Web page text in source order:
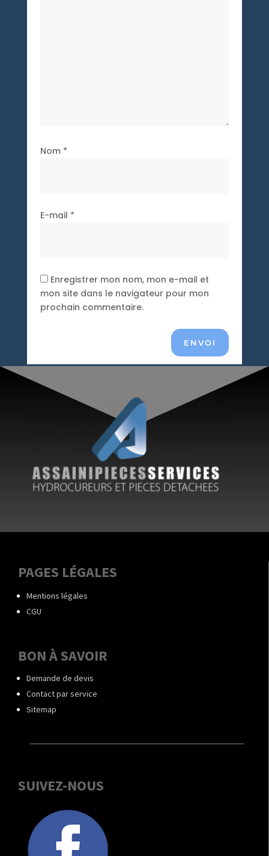
Nom *
E-mail *
Enregistrer mon nom, mon e-mail et
mon site dans le navigateur pour mon
prochain commentaire.
ENVOI
PAGES LÉGALES
Mentions légales
CGU
BON À SAVOIR
Demande de devis
Contact par service
Sitemap
SUIVEZ-NOUS